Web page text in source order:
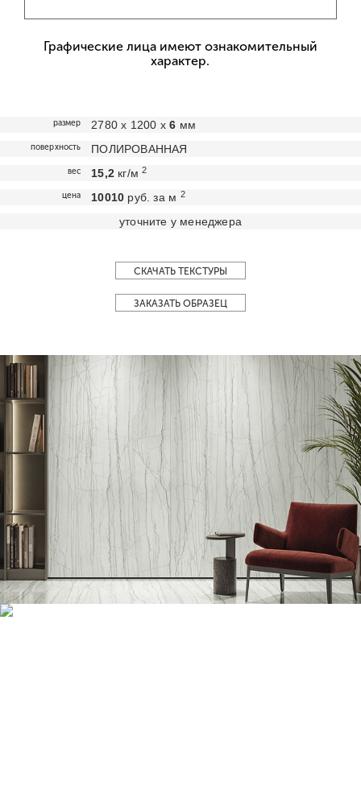
Графические лица имеют ознакомительный
характер.
размер 2780 х 1200 х6 мм
поверхность ПОЛИРОВАННАЯ
вес 15,2 кг/м2
цена 10010 руб. за м 2
уточните у менеджера
СКАЧАТЬ ТЕКСТУРЫ
ЗАКАЗАТЬ ОБРАЗЕЦ